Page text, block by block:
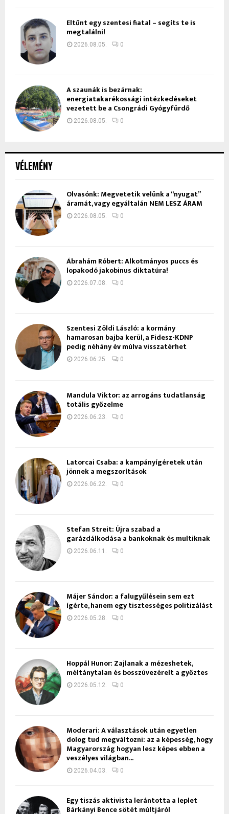
VÉLEMÉNY
Olvasónk: Megvetetik velünk a “nyugat”
áramát, vagy egyáltalán NEM LESZ ÁRAM
2026.08.05. 0
Ábrahám Róbert: Alkotmányos puccs és
lopakodó jakobinus diktatúra!
2026.07.08. 0
Szentesi Zöldi László: a kormány
hamarosan bajba kerül, a Fidesz-KDNP
pedig néhány év múlva visszatérhet
2026.06.25. 0
Mandula Viktor: az arrogáns tudatlanság
totális győzelme
2026.06.23. 0
Latorcai Csaba: a kampányígéretek után
jönnek a megszorítások
2026.06.22. 0
Stefan Streit: Újra szabad a
garázdálkodása a bankoknak és multiknak
2026.06.11. 0
Májer Sándor: a falugyűlésein sem ezt
ígérte, hanem egy tisztességes politizálást
2026.05.28. 0
Hoppál Hunor: Zajlanak a mézeshetek,
méltánytalan és bosszúvezérelt a győztes
2026.05.12. 0
Moderari: A választások után egyetlen
dolog tud megváltozni: az a képesség, hogy
Magyarország hogyan lesz képes ebben a
veszélyes világban...
2026.04.03. 0
Egy tiszás aktivista lerántotta a leplet
Bárkányi Bence sötét múltjáról
Eltűnt egy szentesi fiatal – segíts te is
megtalálni!
2026.08.05. 0
A szaunák is bezárnak:
energiatakarékossági intézkedéseket
vezetett be a Csongrádi Gyógyfürdő
2026.08.05. 0